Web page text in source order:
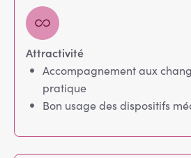
Attractivité
Accompagnement aux
pratique
Bon usage des dispositifs